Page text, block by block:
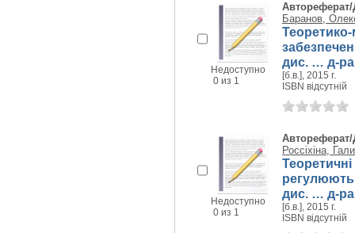
Недоступно
0 из 1
Автореферат/
Баранов,
дис. … д-ра
[б.в.], 2015 г.
ISBN відсутній
Недоступно
0 из 1
Автореферат/
Россіхіна,
регулюють
дис. … д-ра
[б.в.], 2015 г.
ISBN відсутній